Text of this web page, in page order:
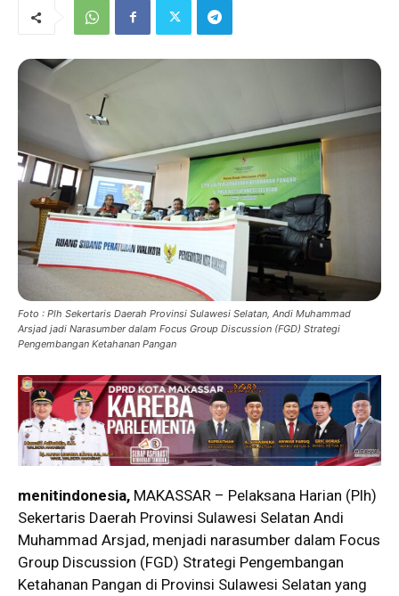
Foto : Plh Sekertaris Daerah Provinsi Sulawesi Selatan, Andi Muhammad
Arsjad jadi Narasumber dalam Focus Group Discussion (FGD) Strategi
Pengembangan Ketahanan Pangan
menitindonesia, MAKASSAR – Pelaksana Harian (Plh)
Sekertaris Daerah Provinsi Sulawesi Selatan Andi
Muhammad Arsjad, menjadi narasumber dalam Focus
Group Discussion (FGD) Strategi Pengembangan
Ketahanan Pangan di Provinsi Sulawesi Selatan yang